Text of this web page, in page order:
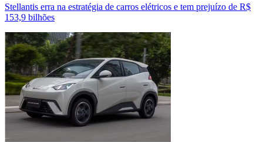
Stellantis erra na estratégia de carros elétricos e tem prejuízo de R$
153,9 bilhões